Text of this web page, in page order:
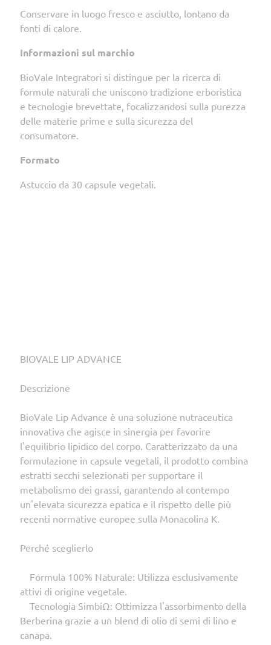
Conservare in luogo fresco e asciutto, lontano da
fonti di calore.
Informazioni sul marchio
BioVale Integratori si distingue per la ricerca di
formule naturali che uniscono tradizione erboristica
e tecnologie brevettate, focalizzandosi sulla purezza
delle materie prime e sulla sicurezza del
consumatore.
Formato
Astuccio da 30 capsule vegetali.
BIOVALE LIP ADVANCE
Descrizione
BioVale Lip Advance è una soluzione nutraceutica
innovativa che agisce in sinergia per favorire
l'equilibrio lipidico del corpo. Caratterizzato da una
formulazione in capsule vegetali, il prodotto combina
estratti secchi selezionati per supportare il
metabolismo dei grassi, garantendo al contempo
un'elevata sicurezza epatica e il rispetto delle più
recenti normative europee sulla Monacolina K.
Perché sceglierlo
Formula 100% Naturale: Utilizza esclusivamente
attivi di origine vegetale.
Tecnologia SimbiΩ: Ottimizza l'assorbimento della
Berberina grazie a un blend di olio di semi di lino e
canapa.